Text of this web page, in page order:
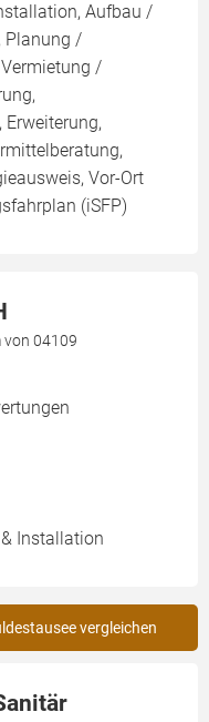
Aufbau /
Planung /
/
Vor-Ort
(iSFP)
von 04109
Installation
vergleichen